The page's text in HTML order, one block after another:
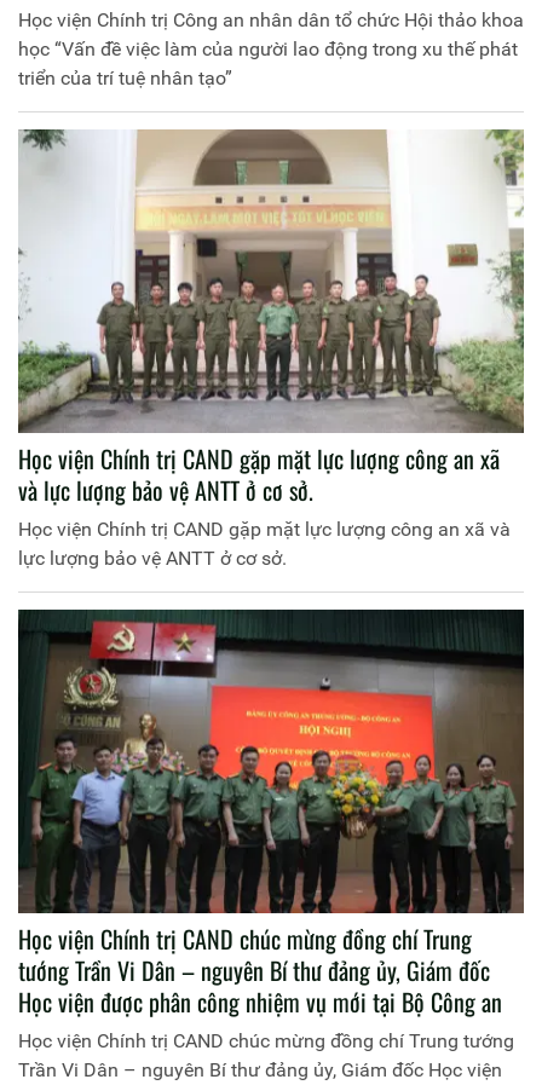
Học viện Chính trị Công an nhân dân tổ chức Hội thảo khoa
học “Vấn đề việc làm của người lao động trong xu thế phát
triển của trí tuệ nhân tạo”
Học viện Chính trị CAND gặp mặt lực lượng công an xã
và lực lượng bảo vệ ANTT ở cơ sở.
Học viện Chính trị CAND gặp mặt lực lượng công an xã và
lực lượng bảo vệ ANTT ở cơ sở.
Học viện Chính trị CAND chúc mừng đồng chí Trung
tướng Trần Vi Dân – nguyên Bí thư đảng ủy, Giám đốc
Học viện được phân công nhiệm vụ mới tại Bộ Công an
Học viện Chính trị CAND chúc mừng đồng chí Trung tướng
Trần Vi Dân – nguyên Bí thư đảng ủy, Giám đốc Học viện